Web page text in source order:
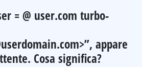
= @ user.com turbo-
appare
Cosa significa?